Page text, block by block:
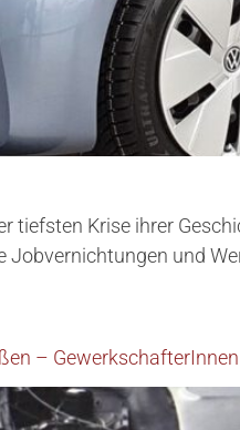
tiefsten Krise ihrer
und
–